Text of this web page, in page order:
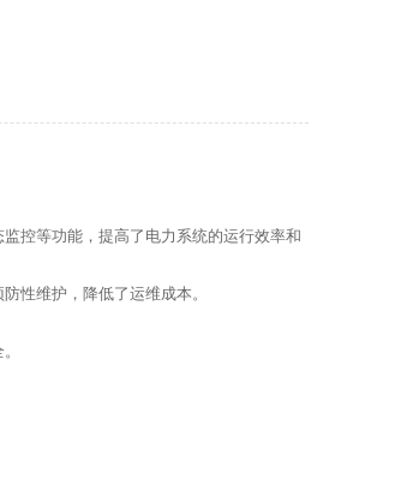
控等功能，提高了电力系统的运行效率和
性维护，降低了运维成本。